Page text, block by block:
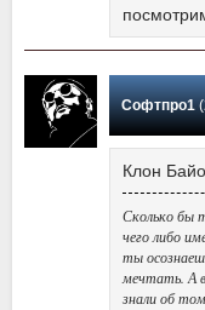
Софтпро1
Клон
Сколько бы
чего либо
ты
мечтать. А
знали об